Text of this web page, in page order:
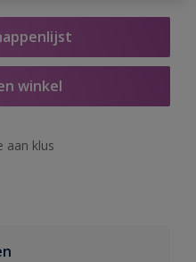
winkel
aan klus